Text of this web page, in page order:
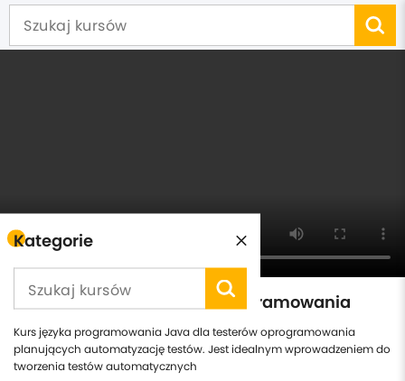
Kategorie
Kurs Java dla Testerów Oprogramowania
Kurs języka programowania Java dla testerów oprogramowania
planujących automatyzację testów. Jest idealnym wprowadzeniem do
tworzenia testów automatycznych